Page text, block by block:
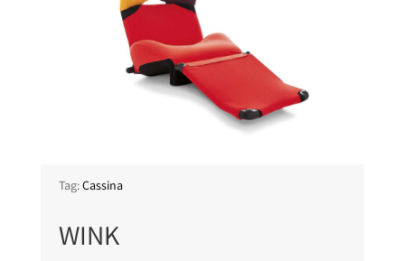
Tag:Cassina
WINK